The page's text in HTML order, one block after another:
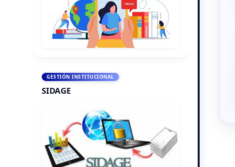
GESTIÓN INSTITUCIONAL
SIDAGE